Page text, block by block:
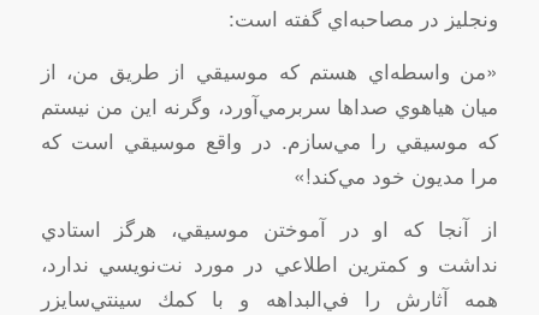
ونجليز در مصاحبه‌اي‌ گفته‌ است‌:
«من‌ واسطه‌اي‌ هستم‌ كه‌ موسيقي‌ از طريق‌ من‌، از
ميان‌ هياهوي‌ صداها سربرمي‌آورد، وگرنه‌ اين‌ من‌ نيستم‌
كه‌ موسيقي‌ را مي‌سازم‌. در واقع‌ موسيقي‌ است‌ كه‌
مرا مديون‌ خود مي‌كند!»
از آنجا كه‌ او در آموختن‌ موسيقي‌، هرگز استادي‌
نداشت‌ و كمترين‌ اطلاعي‌ در مورد نت‌نويسي‌ ندارد،
همه‌ آثارش‌ را في‌البداهه‌ و با كمك‌ سينتي‌سايزر